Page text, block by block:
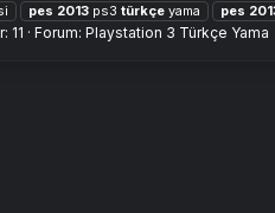
pes 2013 ps3 türkçe yama pes
11 Forum: Playstation 3 Türkçe Yama